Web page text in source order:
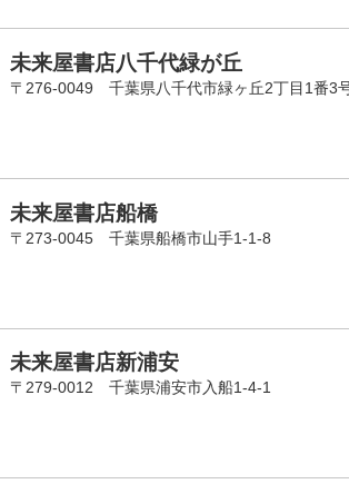
未来屋書店八千代緑が丘
〒276-0049 千葉県八千代市緑ヶ丘2丁目1番3
未来屋書店船橋
〒273-0045 千葉県船橋市山手1-1-8
未来屋書店新浦安
〒279-0012 千葉県浦安市入船1-4-1